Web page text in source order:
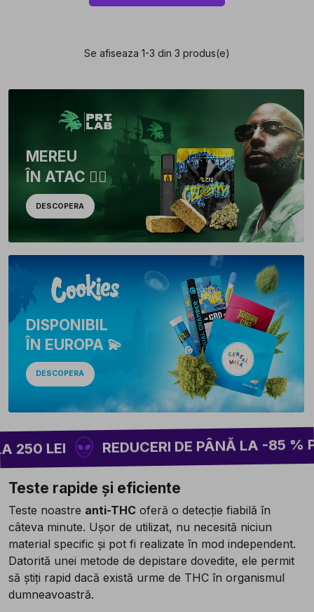
Se afiseaza 1-3 din 3 produs(e)
MEREU
ÎN ATAC 🏴‍☠️
DESCOPERA
DISPONIBIL
ÎN EUROPA 💫
DESCOPERA
LEI REDUCERI DE PÂNĂ LA -85 % PE
Teste rapide și eficiente
Teste noastre anti-THC oferă o detecție fiabilă în
câteva minute. Ușor de utilizat, nu necesită niciun
material specific și pot fi realizate în mod independent.
Datorită unei metode de depistare dovedite, ele permit
să știți rapid dacă există urme de THC în organismul
dumneavoastră.